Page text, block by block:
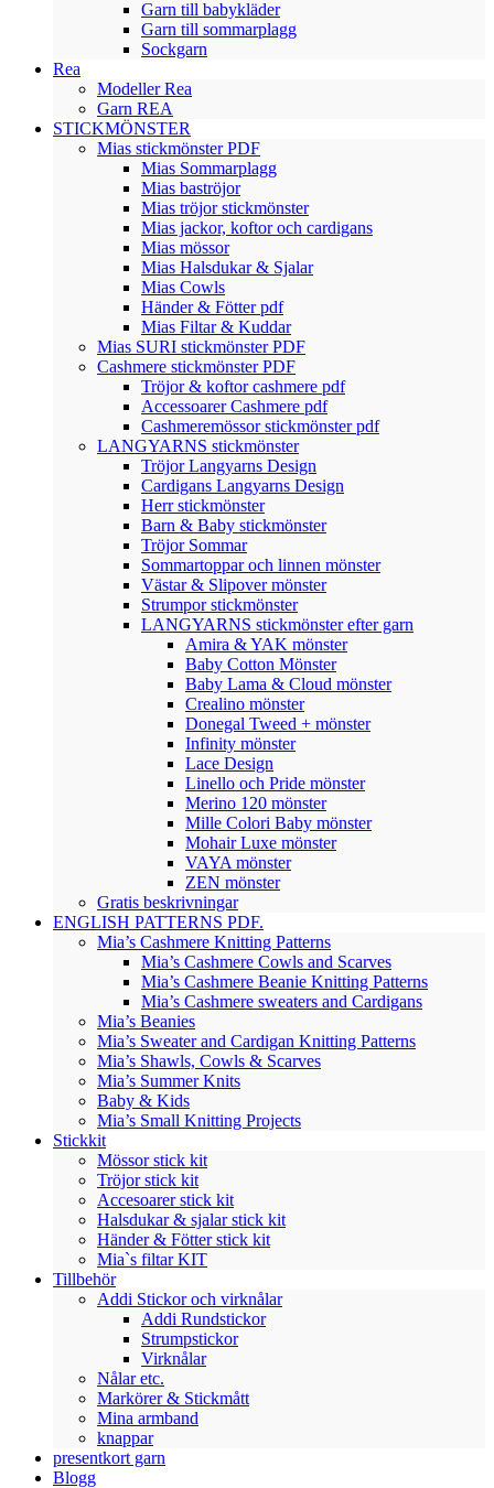
Garn till babykläder
Garn till sommarplagg
Sockgarn
Rea
Modeller Rea
Garn REA
STICKMÖNSTER
Mias stickmönster PDF
Mias Sommarplagg
Mias baströjor
Mias tröjor stickmönster
Mias jackor, koftor och cardigans
Mias mössor
Mias Halsdukar & Sjalar
Mias Cowls
Händer & Fötter pdf
Mias Filtar & Kuddar
Mias SURI stickmönster PDF
Cashmere stickmönster PDF
Tröjor & koftor cashmere pdf
Accessoarer Cashmere pdf
Cashmeremössor stickmönster pdf
LANGYARNS stickmönster
Tröjor Langyarns Design
Cardigans Langyarns Design
Herr stickmönster
Barn & Baby stickmönster
Tröjor Sommar
Sommartoppar och linnen mönster
Västar & Slipover mönster
Strumpor stickmönster
LANGYARNS stickmönster efter garn
Amira & YAK mönster
Baby Cotton Mönster
Baby Lama & Cloud mönster
Crealino mönster
Donegal Tweed + mönster
Infinity mönster
Lace Design
Linello och Pride mönster
Merino 120 mönster
Mille Colori Baby mönster
Mohair Luxe mönster
VAYA mönster
ZEN mönster
Gratis beskrivningar
ENGLISH PATTERNS PDF.
Mia’s Cashmere Knitting Patterns
Mia’s Cashmere Cowls and Scarves
Mia’s Cashmere Beanie Knitting Patterns
Mia’s Cashmere sweaters and Cardigans
Mia’s Beanies
Mia’s Sweater and Cardigan Knitting Patterns
Mia’s Shawls, Cowls & Scarves
Mia’s Summer Knits
Baby & Kids
Mia’s Small Knitting Projects
Stickkit
Mössor stick kit
Tröjor stick kit
Accesoarer stick kit
Halsdukar & sjalar stick kit
Händer & Fötter stick kit
Mia`s filtar KIT
Tillbehör
Addi Stickor och virknålar
Addi Rundstickor
Strumpstickor
Virknålar
Nålar etc.
Markörer & Stickmått
Mina armband
knappar
presentkort garn
Blogg